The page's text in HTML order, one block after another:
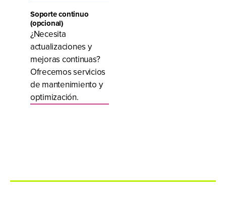
Soporte continuo
(opcional)
¿Necesita
actualizaciones y
mejoras continuas?
Ofrecemos servicios
de mantenimiento y
optimización.